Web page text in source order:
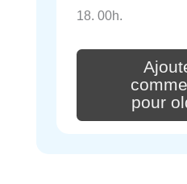
18. 00h.
pour